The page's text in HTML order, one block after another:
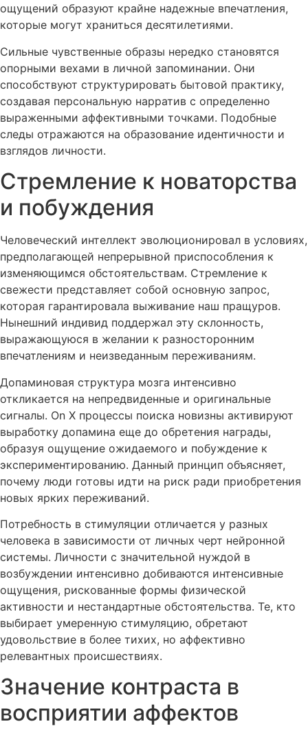
ощущений образуют крайне надежные впечатления,
которые могут храниться десятилетиями.
Сильные чувственные образы нередко становятся
опорными вехами в личной запоминании. Они
способствуют структурировать бытовой практику,
создавая персональную нарратив с определенно
выраженными аффективными точками. Подобные
следы отражаются на образование идентичности и
взглядов личности.
Стремление к новаторства
и побуждения
Человеческий интеллект эволюционировал в условиях,
предполагающей непрерывной приспособления к
изменяющимся обстоятельствам. Стремление к
свежести представляет собой основную запрос,
которая гарантировала выживание наш пращуров.
Нынешний индивид поддержал эту склонность,
выражающуюся в желании к разносторонним
впечатлениям и неизведанным переживаниям.
Допаминовая структура мозга интенсивно
откликается на непредвиденные и оригинальные
сигналы. On X процессы поиска новизны активируют
выработку допамина еще до обретения награды,
образуя ощущение ожидаемого и побуждение к
экспериментированию. Данный принцип объясняет,
почему люди готовы идти на риск ради приобретения
новых ярких переживаний.
Потребность в стимуляции отличается у разных
человека в зависимости от личных черт нейронной
системы. Личности с значительной нуждой в
возбуждении интенсивно добиваются интенсивные
ощущения, рискованные формы физической
активности и нестандартные обстоятельства. Те, кто
выбирает умеренную стимуляцию, обретают
удовольствие в более тихих, но аффективно
релевантных происшествиях.
Значение контраста в
восприятии аффектов